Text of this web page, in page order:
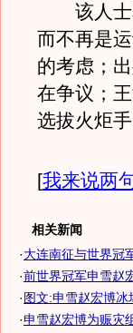
该人士
而不再是
的考虑；
在争议；
选拔火炬
[我来说两
相关新闻
·大连南征与世界冠
·前世界冠军申雪赵
·图文:申雪赵宏博
·申雪赵宏博为赈灾